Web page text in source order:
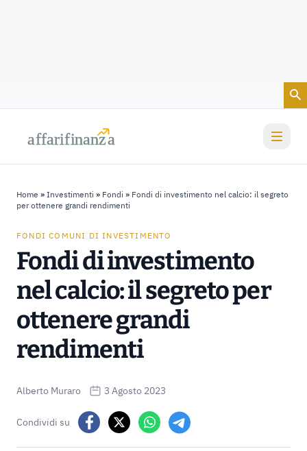
affarifinanza
affarifinanza
Home » Investimenti » Fondi » Fondi di investimento nel calcio: il segreto
per ottenere grandi rendimenti
FONDI COMUNI DI INVESTIMENTO
Fondi di investimento
nel calcio: il segreto per
ottenere grandi
rendimenti
Alberto Muraro 3 Agosto 2023
Condividi su